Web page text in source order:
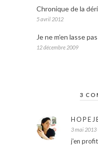
Chronique de la
5 avril 2012
Je ne m’en lasse pas
12 décembre 2009
3
3 mai 2013
j’en